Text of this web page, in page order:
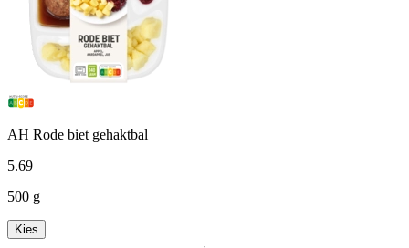
AH Rode biet gehaktbal
5.69
500 g
Kies